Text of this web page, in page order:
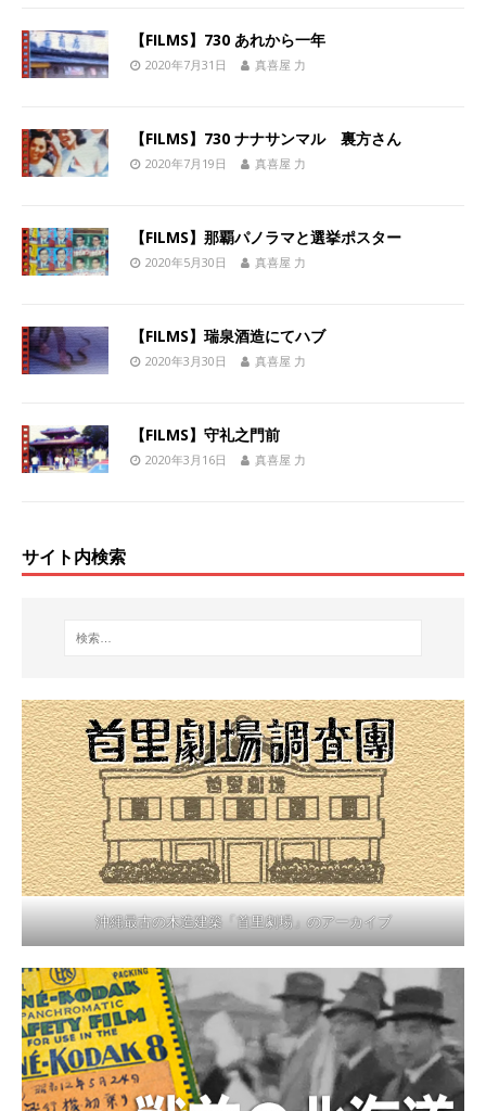
【FILMS】730 あれから一年
2020年7月31日 真喜屋 力
【FILMS】730 ナナサンマル 裏方さん
2020年7月19日 真喜屋 力
【FILMS】那覇パノラマと選挙ポスター
2020年5月30日 真喜屋 力
【FILMS】瑞泉酒造にてハブ
2020年3月30日 真喜屋 力
【FILMS】守礼之門前
2020年3月16日 真喜屋 力
サイト内検索
沖縄最古の木造建築「首里劇場」のアーカイブ